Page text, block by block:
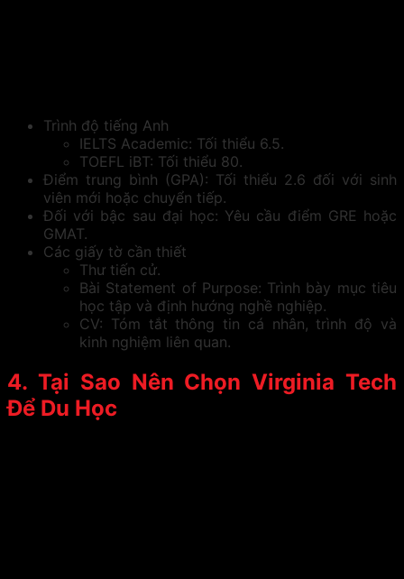
Trình độ tiếng Anh
IELTS Academic: Tối thiểu 6.5.
TOEFL iBT: Tối thiểu 80.
Điểm trung bình (GPA): Tối thiểu 2.6 đối với sinh
viên mới hoặc chuyển tiếp.
Đối với bậc sau đại học: Yêu cầu điểm GRE hoặc
GMAT.
Các giấy tờ cần thiết
Thư tiến cử.
Bài Statement of Purpose: Trình bày mục tiêu
học tập và định hướng nghề nghiệp.
CV: Tóm tắt thông tin cá nhân, trình độ và
kinh nghiệm liên quan.
4. Tại Sao Nên Chọn Virginia Tech
Để Du Học